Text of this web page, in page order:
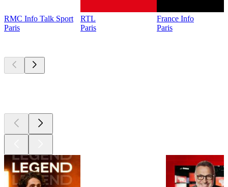
RMC Info Talk Sport
Paris
RTL
Paris
France Info
Paris